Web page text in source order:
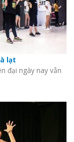
lạt
đại ngày nay vẫn